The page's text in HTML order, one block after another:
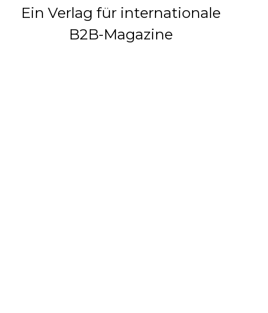
Ein Verlag für internationale
B2B-Magazine